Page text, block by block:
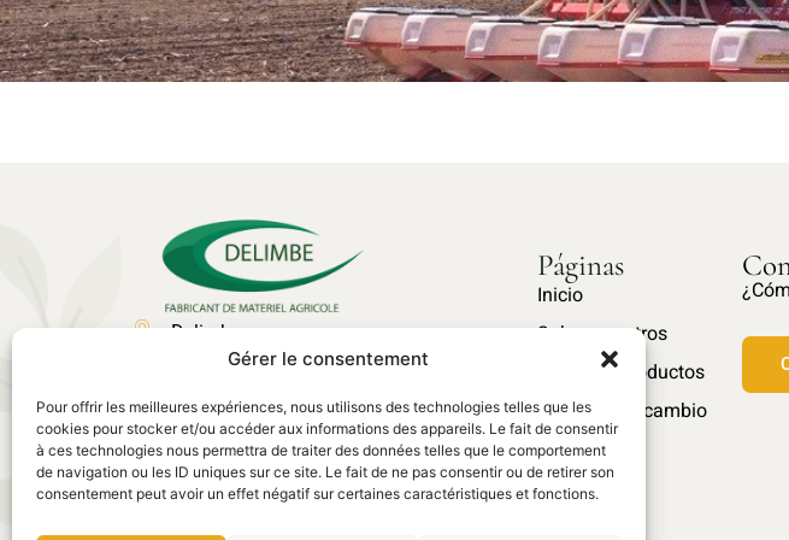
Gérer le consentement
Pour offrir les meilleures expériences, nous utilisons des technologies telles que les
cookies pour stocker et/ou accéder aux informations des appareils. Le fait de consentir
à ces technologies nous permettra de traiter des données telles que le comportement
de navigation ou les ID uniques sur ce site. Le fait de ne pas consentir ou de retirer son
consentement peut avoir un effet négatif sur certaines caractéristiques et fonctions.
Delimbe
Abbaye de Bonport
02 35 23 27 62
contact@delimbe.com
Páginas
Inicio
Sobre nosotros
Nuestros productos
Piezas de recambio